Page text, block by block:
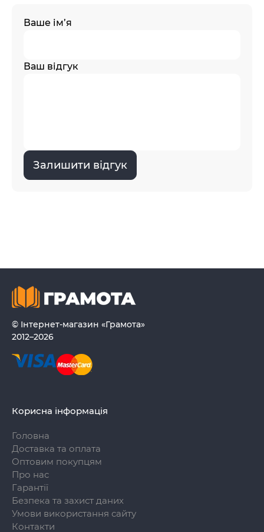
Ваше ім’я
Ваш відгук
Залишити відгук
© Інтернет-магазин «Грамота»
2012–2026
Корисна інформація
Головна
Доставка та оплата
Оптовим покупцям
Про нас
Гарантії
Безпека та захист даних
Умови використання сайту
Контакти